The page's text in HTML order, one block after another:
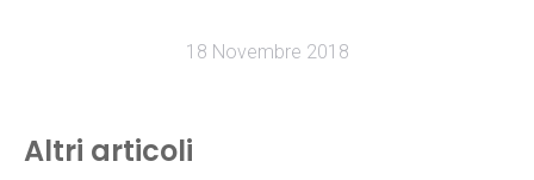
18 Novembre 2018
Altri articoli